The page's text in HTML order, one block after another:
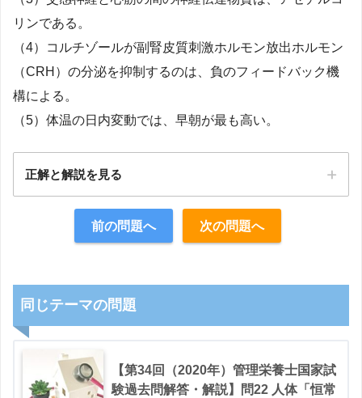
リンである。
（4）コルチゾールが副腎皮質刺激ホルモン放出ホルモン
（CRH）の分泌を抑制するのは、負のフィードバック機
構による。
（5）体温の日内変動では、早朝が最も高い。
正解と解説を見る
前の問題へ 次の問題へ
同じテーマの問題
【第34回（2020年）管理栄養士国家試
験過去問解答・解説】問22 人体「恒常